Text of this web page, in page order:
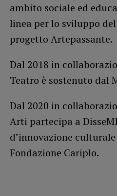
ambito sociale ed
linea per lo sviluppo del
progetto Artepassante.
Dal 2018 in
Teatro è sostenuto dal
Dal 2020 in
Arti partecipa a
d’innovazione
Fondazione Cariplo.